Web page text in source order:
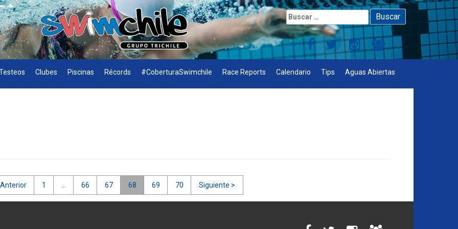
Buscar:
Clubes Piscinas Récords #CoberturaSwimchile Race Reports Calendario Tips Aguas Abiertas
1 66 67 68 69 70 Siguiente >